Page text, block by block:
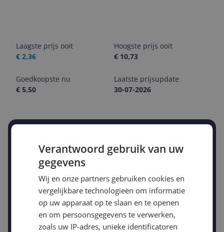
Laagste prijs ooit
€ 2,36
Hoogste prijs ooit
€ 10,73
Goedkoopste nu
€ 5,50
Laatste prijsupdate
30-07-2026
Krijg een seintje zodra de prijs zakt
Gewenste daling of bedrag
-5% -10% -15%
Gewenste prijs
€
Verantwoord gebruik van uw
gegevens
Wij en onze partners gebruiken cookies en
vergelijkbare technologieën om informatie
op uw apparaat op te slaan en te openen
en om persoonsgegevens te verwerken,
zoals uw IP-adres, unieke identificatoren